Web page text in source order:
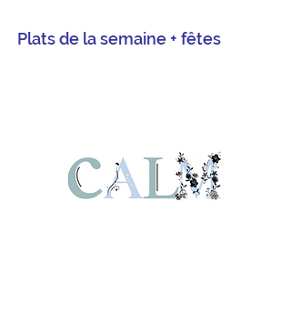
Plats de la semaine + fêtes